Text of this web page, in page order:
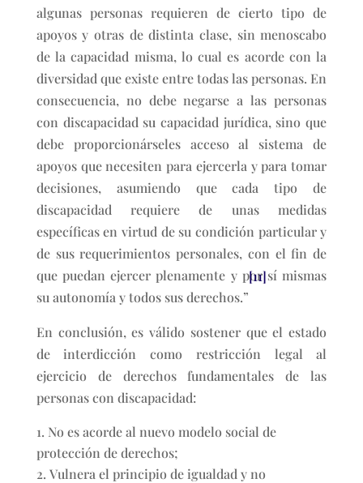
algunas personas requieren de cierto tipo de
apoyos y otras de distinta clase, sin menoscabo
de la capacidad misma, lo cual es acorde con la
diversidad que existe entre todas las personas. En
consecuencia, no debe negarse a las personas
con discapacidad su capacidad jurídica, sino que
debe proporcionárseles acceso al sistema de
apoyos que necesiten para ejercerla y para tomar
decisiones, asumiendo que cada tipo de
discapacidad requiere de unas medidas
específicas en virtud de su condición particular y
de sus requerimientos personales, con el fin de
que puedan ejercer plenamente y por sí mismas
su autonomía y todos sus derechos.”
[11]
En conclusión, es válido sostener que el estado
de interdicción como restricción legal al
ejercicio de derechos fundamentales de las
personas con discapacidad:
No es acorde al nuevo modelo social de
protección de derechos;
Vulnera el principio de igualdad y no